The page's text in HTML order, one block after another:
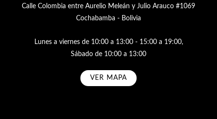
Calle Colombia entre Aurelio Meleán y Julio Arauco #1069
Cochabamba - Bolivia
Lunes a viernes de 10:00 a 13:00 - 15:00 a 19:00,
Sábado de 10:00 a 13:00
VER MAPA